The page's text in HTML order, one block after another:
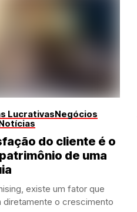
LucrativasNegócios
do cliente é o
de uma
existe um fator que
diretamente o crescimento